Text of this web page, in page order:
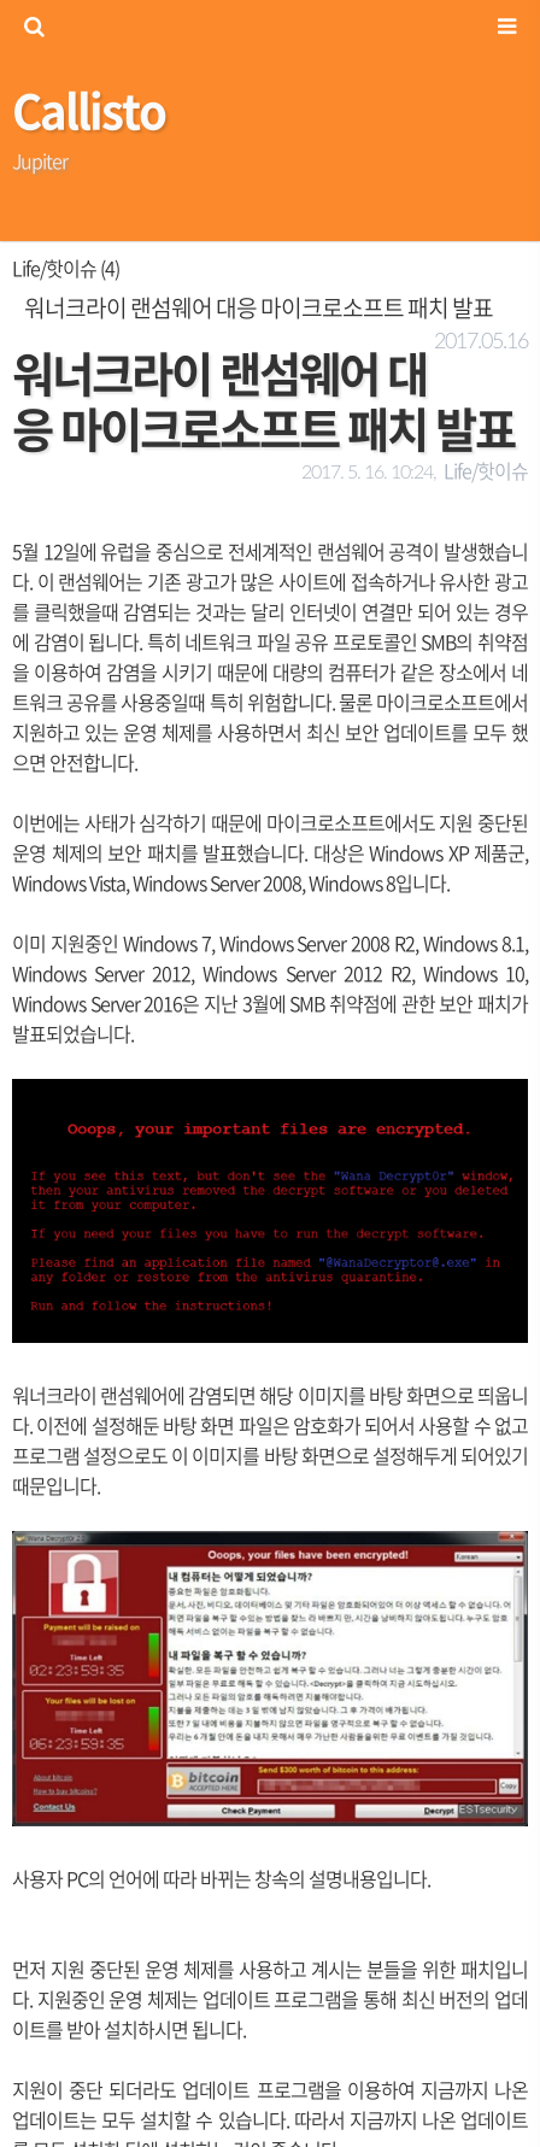
Callisto
Jupiter
Life/핫이슈 (4)
워너크라이 랜섬웨어 대응 마이크로소프트 패치 발표
2017.05.16
워너크라이 랜섬웨어 대
응 마이크로소프트 패치 발표
2017. 5. 16. 10:24, Life/핫이슈
5월 12일에 유럽을 중심으로 전세계적인 랜섬웨어 공격이 발생했습니
다. 이 랜섬웨어는 기존 광고가 많은 사이트에 접속하거나 유사한 광고
를 클릭했을때 감염되는 것과는 달리 인터넷이 연결만 되어 있는 경우
에 감염이 됩니다. 특히 네트워크 파일 공유 프로토콜인 SMB의 취약점
을 이용하여 감염을 시키기 때문에 대량의 컴퓨터가 같은 장소에서 네
트워크 공유를 사용중일때 특히 위험합니다. 물론 마이크로소프트에서
지원하고 있는 운영 체제를 사용하면서 최신 보안 업데이트를 모두 했
으면 안전합니다.
이번에는 사태가 심각하기 때문에 마이크로소프트에서도 지원 중단된
운영 체제의 보안 패치를 발표했습니다. 대상은 Windows XP 제품군,
Windows Vista, Windows Server 2008, Windows 8입니다.
이미 지원중인 Windows 7, Windows Server 2008 R2, Windows 8.1,
Windows Server 2012, Windows Server 2012 R2, Windows 10,
Windows Server 2016은 지난 3월에 SMB 취약점에 관한 보안 패치가
발표되었습니다.
워너크라이 랜섬웨어에 감염되면 해당 이미지를 바탕 화면으로 띄웁니
다. 이전에 설정해둔 바탕 화면 파일은 암호화가 되어서 사용할 수 없고
프로그램 설정으로도 이 이미지를 바탕 화면으로 설정해두게 되어있기
때문입니다.
사용자 PC의 언어에 따라 바뀌는 창속의 설명내용입니다.
먼저 지원 중단된 운영 체제를 사용하고 계시는 분들을 위한 패치입니
다. 지원중인 운영 체제는 업데이트 프로그램을 통해 최신 버전의 업데
이트를 받아 설치하시면 됩니다.
지원이 중단 되더라도 업데이트 프로그램을 이용하여 지금까지 나온
업데이트는 모두 설치할 수 있습니다. 따라서 지금까지 나온 업데이트